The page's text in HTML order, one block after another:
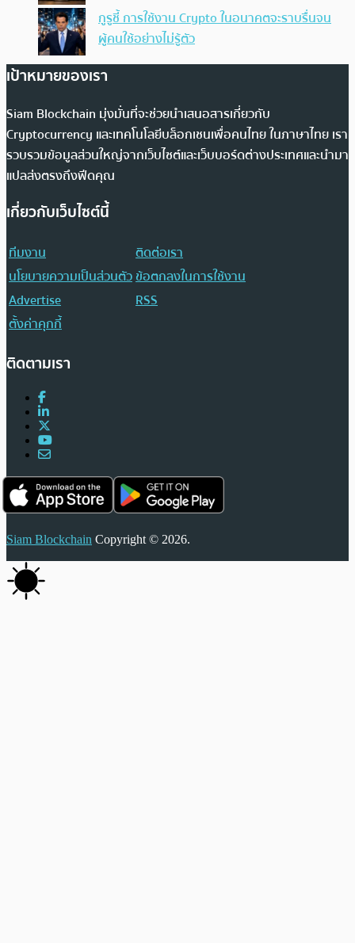
กูรูชี้ การใช้งาน Crypto ในอนาคตจะราบรื่นจน
ผู้คนใช้อย่างไม่รู้ตัว
เป้าหมายของเรา
Siam Blockchain มุ่งมั่นที่จะช่วยนำเสนอสารเกี่ยวกับ
Cryptocurrency และเทคโนโลยีบล็อกเชนเพื่อคนไทย ในภาษาไทย เรา
รวบรวมข้อมูลส่วนใหญ่จากเว็บไซต์และเว็บบอร์ดต่างประเทศและนำมา
แปลส่งตรงถึงฟีดคุณ
เกี่ยวกับเว็บไซต์นี้
ทีมงาน
ติดต่อเรา
นโยบายความเป็นส่วนตัวข้อตกลงในการใช้งาน
Advertise
RSS
ตั้งค่าคุกกี้
ติดตามเรา
Siam Blockchain Copyright © 2026.